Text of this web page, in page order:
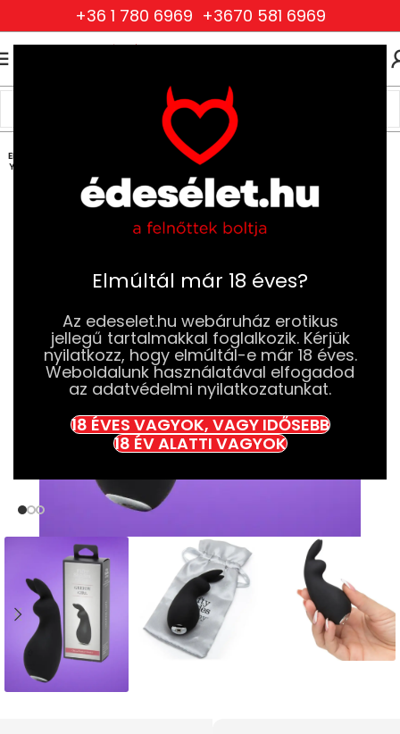
Elmúltál már 18 éves?
Az edeselet.hu webáruház erotikus
jellegű tartalmakkal foglalkozik. Kérjük
nyilatkozz, hogy elmúltál-e már 18 éves.
Weboldalunk használatával elfogadod
az adatvédelmi nyilatkozatunkat.
18 ÉVES VAGYOK, VAGY IDŐSEBB
18 ÉV ALATTI VAGYOK
+36 1 780 6969 +3670 581 6969
Szexjátékok Vibrátorok
Nyuszis vibrátorok
ELFOG
YOTT